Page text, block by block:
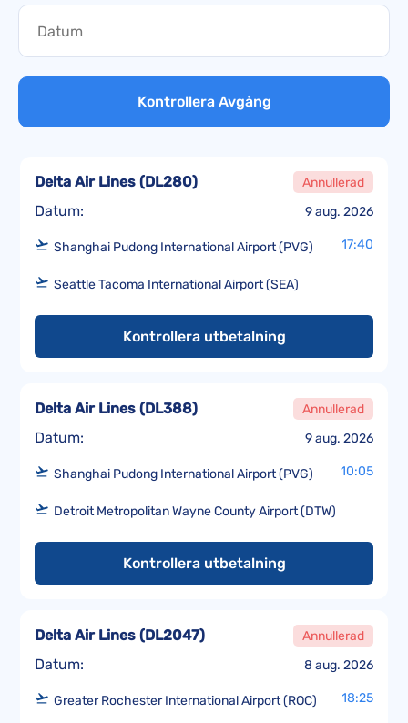
Kontrollera Avgång
Datum: 9 aug. 2026
Delta Air Lines (DL280) Annullerad
Shanghai Pudong International Airport (PVG) 17:40
Seattle Tacoma International Airport (SEA)
Kontrollera utbetalning
Datum: 9 aug. 2026
Delta Air Lines (DL388) Annullerad
Shanghai Pudong International Airport (PVG) 10:05
Detroit Metropolitan Wayne County Airport (DTW)
Kontrollera utbetalning
Datum: 8 aug. 2026
Delta Air Lines (DL2047) Annullerad
Greater Rochester International Airport (ROC) 18:25